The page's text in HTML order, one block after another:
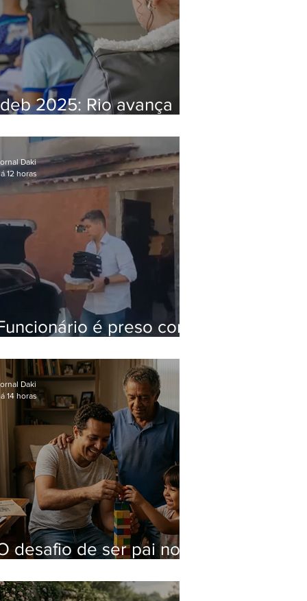
2025: Rio avança
da média nacional
é preso com
Hospital do Andaraí
Daki
12 horas
desafio de ser pai no
Daki
14 horas